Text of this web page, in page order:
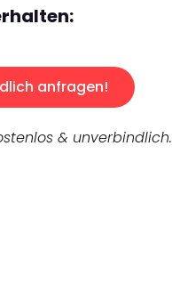
anfragen!
& unverbindlich.